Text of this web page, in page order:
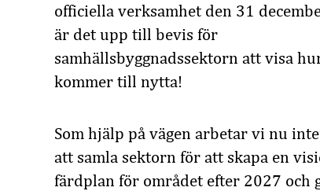
officiella verksamhet den 31
är det upp till bevis för
samhällsbyggnadssektorn att visa
kommer till nytta!
Som hjälp på vägen arbetar vi nu
att samla sektorn för att skapa en
färdplan för området efter 2027 och